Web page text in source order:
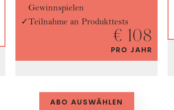
Gewinnspielen
Teilnahme an Produkttests
€ 108
PRO JAHR
ABO AUSWÄHLEN